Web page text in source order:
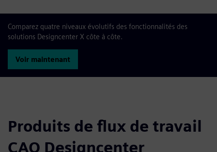
Comparez quatre niveaux évolutifs des fonctionnalités des
solutions Designcenter X côte à côte.
Voir maintenant
Produits de flux de travail
CAO Designcenter